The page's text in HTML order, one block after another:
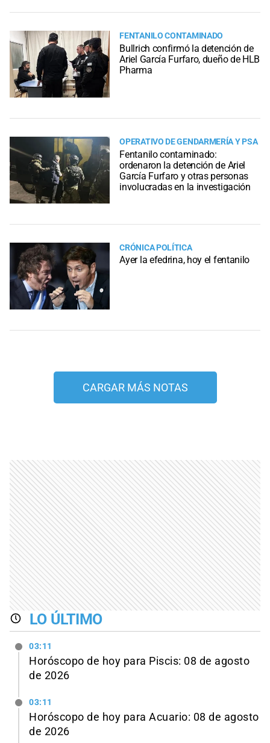
FENTANILO CONTAMINADO
Bullrich confirmó la detención de
Ariel García Furfaro, dueño de HLB
Pharma
OPERATIVO DE GENDARMERÍA Y PSA
Fentanilo contaminado:
ordenaron la detención de Ariel
García Furfaro y otras personas
involucradas en la investigación
CRÓNICA POLÍTICA
Ayer la efedrina, hoy el fentanilo
CARGAR MÁS NOTAS
LO ÚLTIMO
03:11
Horóscopo de hoy para Piscis: 08 de agosto
de 2026
03:11
Horóscopo de hoy para Acuario: 08 de agosto
de 2026